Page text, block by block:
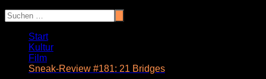
Start
Kultur
Film
Sneak-Review #181: 21 Bridges